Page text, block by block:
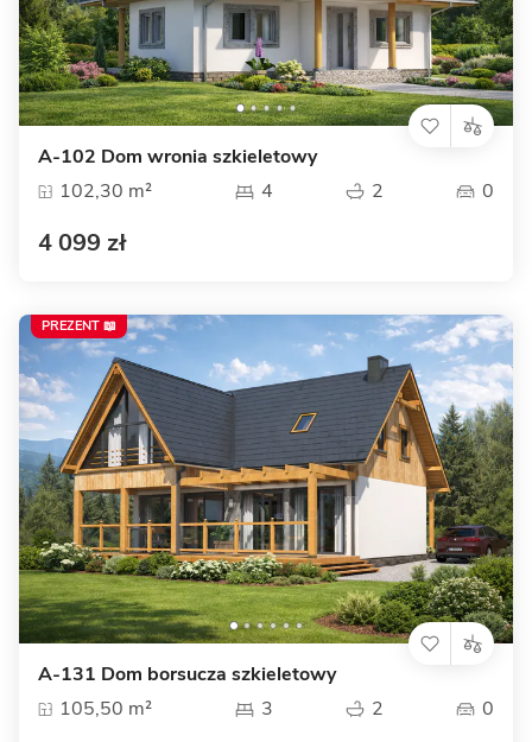
A-102 Dom wronia szkieletowy
102,30 m²
4 2 0
4 099 zł
A-131 Dom borsucza szkieletowy
105,50 m²
3 2 0
PREZENT 📖